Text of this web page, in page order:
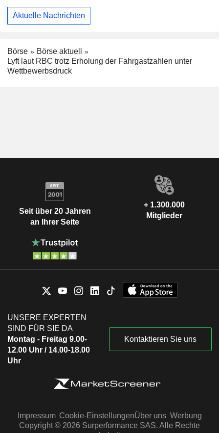
Aktuelle Nachrichten
Börse
Börse aktuell
Lyft laut RBC trotz Erholung der Fahrgastzahlen unter
Wettbewerbsdruck
Seit über 20 Jahren
an Ihrer Seite
+ 1.300.000
Mitglieder
UNSERE EXPERTEN
SIND FÜR SIE DA
Montag - Freitag 9.00-
12.00 Uhr / 14.00-18.00
Uhr
Kontaktieren Sie uns
Impressum Cookie-EinstellungenÜber uns Werbung
Copyright © 2026 Surperformance SAS. Alle Rechte